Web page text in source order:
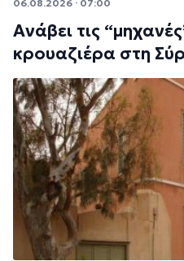
06.08.2026 · 07:00
Ανάβει τις
κρουαζιέρα στη